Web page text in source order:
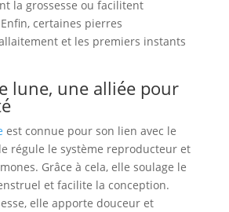
la grossesse ou facilitent
certaines pierres
et les premiers instants
lune, une alliée pour
est connue pour son lien avec le
régule le système reproducteur et
Grâce à cela, elle soulage le
et facilite la conception.
elle apporte douceur et